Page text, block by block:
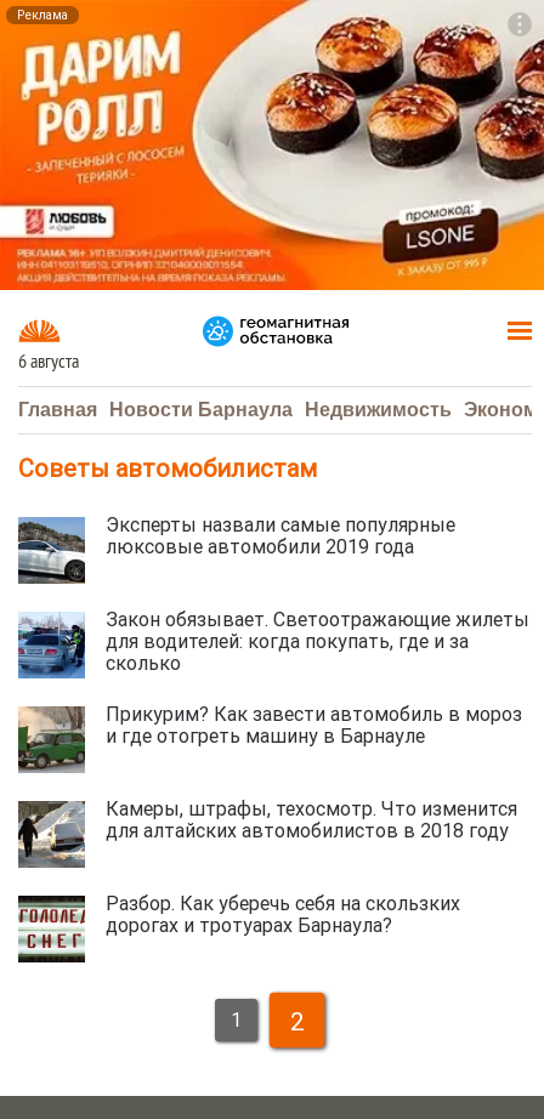
Реклама
6 августа
Главная Новости Барнаула Недвижимость
Советы автомобилистам
Эксперты назвали самые популярные
люксовые автомобили 2019 года
Закон обязывает. Светоотражающие жилеты
для водителей: когда покупать, где и за
сколько
Прикурим? Как завести автомобиль в мороз
и где отогреть машину в Барнауле
Камеры, штрафы, техосмотр. Что изменится
для алтайских автомобилистов в 2018 году
Разбор. Как уберечь себя на скользких
дорогах и тротуарах Барнаула?
1 2